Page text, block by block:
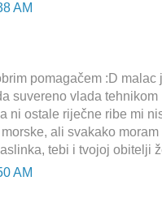
AM
pomagačem :D malac
suvereno vlada tehnikom
ni ostale riječne ribe mi
ali svakako
tebi i tvojoj obitelji
AM